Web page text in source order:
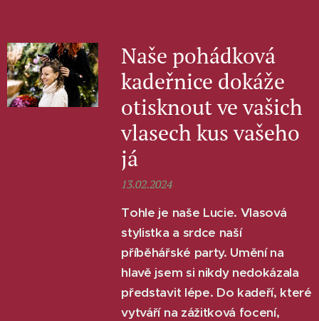
Naše pohádková
kadeřnice dokáže
otisknout ve vašich
vlasech kus vašeho
já
13.02.2024
Tohle je naše Lucie. Vlasová
stylistka a srdce naší
příběhářské party. Umění na
hlavě jsem si nikdy nedokázala
představit lépe. Do kadeří, které
vytváří na zážitková focení,